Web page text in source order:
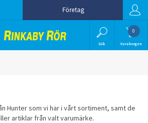
Företag
Sök
0
Varukorgen
Hunter som vi har i vårt sortiment, samt de
artiklar från valt varumärke.